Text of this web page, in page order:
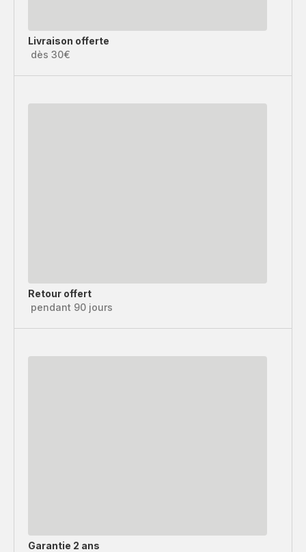
Livraison offerte
dès 30€
Retour offert
pendant 90 jours
Garantie 2 ans